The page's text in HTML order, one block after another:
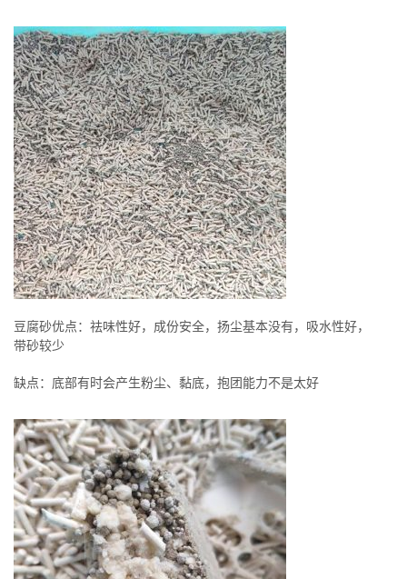
豆腐砂优点：祛味性好，成份安全，扬尘基本没有，吸水性好，
带砂较少
缺点：底部有时会产生粉尘、黏底，抱团能力不是太好